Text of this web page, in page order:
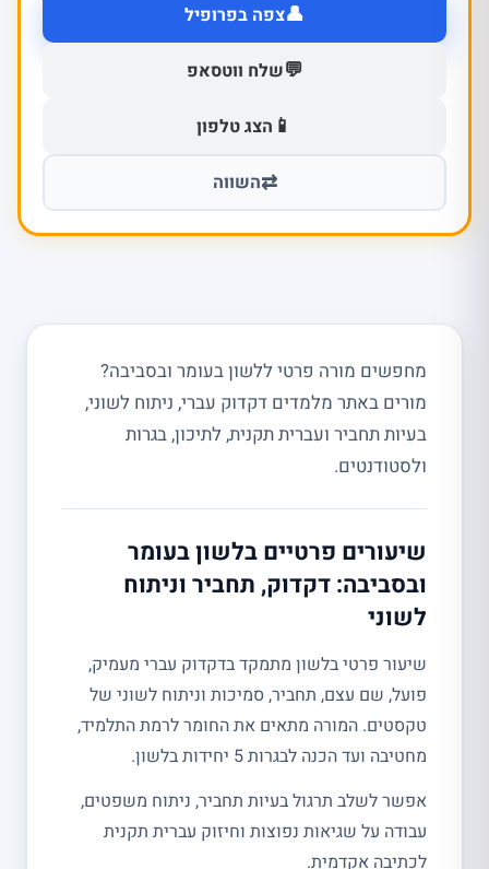
👤צפה בפרופיל
💬שלח ווטסאפ
📱 הצג טלפון
⇄השווה
מחפשים מורה פרטי ללשון בעומר ובסביבה?
מורים באתר מלמדים דקדוק עברי, ניתוח לשוני,
בעיות תחביר ועברית תקנית, לתיכון, בגרות
ולסטודנטים.
שיעורים פרטיים בלשון בעומר
ובסביבה: דקדוק, תחביר וניתוח
לשוני
שיעור פרטי בלשון מתמקד בדקדוק עברי מעמיק,
פועל, שם עצם, תחביר, סמיכות וניתוח לשוני של
טקסטים. המורה מתאים את החומר לרמת התלמיד,
מחטיבה ועד הכנה לבגרות 5 יחידות בלשון.
אפשר לשלב תרגול בעיות תחביר, ניתוח משפטים,
עבודה על שגיאות נפוצות וחיזוק עברית תקנית
לכתיבה אקדמית.